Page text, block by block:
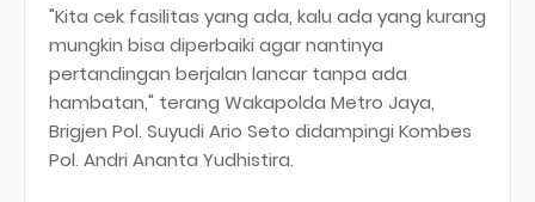
"Kita cek fasilitas yang ada, kalu ada yang kurang
mungkin bisa diperbaiki agar nantinya
pertandingan berjalan lancar tanpa ada
hambatan," terang Wakapolda Metro Jaya,
Brigjen Pol. Suyudi Ario Seto didampingi Kombes
Pol. Andri Ananta Yudhistira.